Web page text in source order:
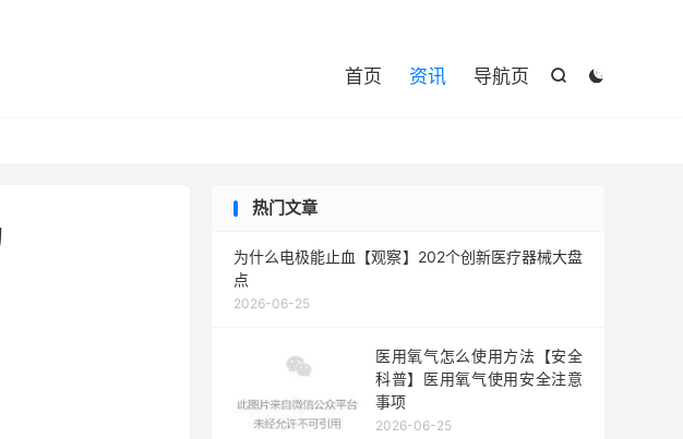


首页 资讯 导航页
热门文章
为什么电极能止血【观察】202个创新医疗器械大盘
点
2026-06-25
医用氧气怎么使用方法【安全
科普】医用氧气使用安全注意
事项
2026-06-25